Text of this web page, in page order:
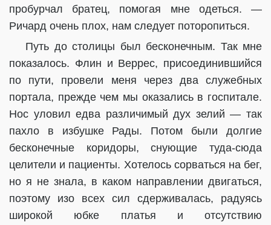
пробурчал братец, помогая мне одеться. —
Ричард очень плох, нам следует поторопиться.
Путь до столицы был бесконечным. Так мне
показалось. Флин и Веррес, присоединившийся
по пути, провели меня через два служебных
портала, прежде чем мы оказались в госпитале.
Нос уловил едва различимый дух зелий — так
пахло в избушке Рады. Потом были долгие
бесконечные коридоры, снующие туда-сюда
целители и пациенты. Хотелось сорваться на бег,
но я не знала, в каком направлении двигаться,
поэтому изо всех сил сдерживалась, радуясь
широкой юбке платья и отсутствию